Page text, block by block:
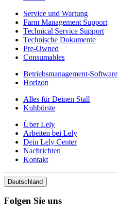
Service und Wartung
Farm Management Support
Technical Service Support
Technische Dokumente
Pre-Owned
Consumables
Betriebsmanagement-Software
Horizon
Alles für Deinen Stall
Kuhbürste
Über Lely
Arbeiten bei Lely
Dein Lely Center
Nachrichten
Kontakt
Deutschland
Folgen Sie uns